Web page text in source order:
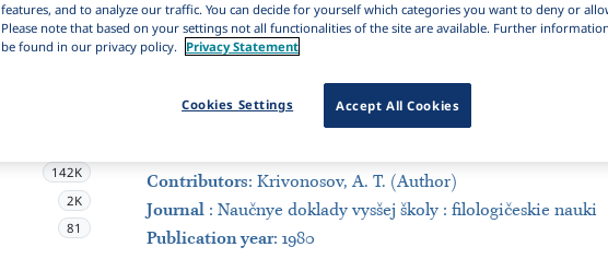
142K
2K
81
Results 935,744 Download Citation Items
Contributors: Krivonosov, A. T. (Author)
Journal: Naučnye doklady vysšej školy : filologičeskie nauki
Publication year: 1980
features, and to analyze our traffic. You can decide for yourself which categories you want to deny or
Please note that based on your settings not all functionalities of the site are available. Further
be found in our privacy policy. Privacy Statement
Accept All Cookies
Cookies Settings